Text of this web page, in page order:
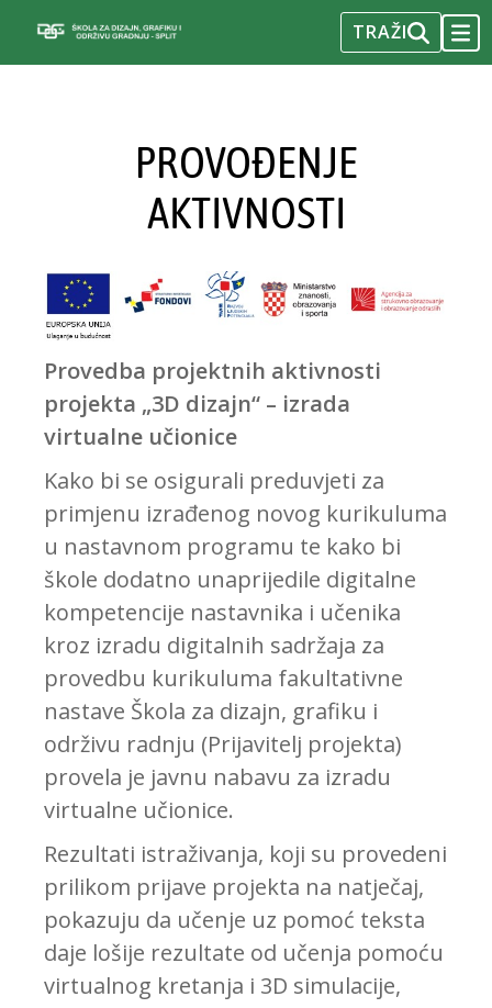
TRAŽI
10 15 16
17 18 19 20 21 22 23
PROVOĐENJE
AKTIVNOSTI
Provedba projektnih aktivnosti
projekta „3D dizajn“ – izrada
virtualne učionice
Kako bi se osigurali preduvjeti za
primjenu izrađenog novog kurikuluma
u nastavnom programu te kako bi
škole dodatno unaprijedile digitalne
kompetencije nastavnika i učenika
kroz izradu digitalnih sadržaja za
provedbu kurikuluma fakultativne
nastave Škola za dizajn, grafiku i
održivu radnju (Prijavitelj projekta)
provela je javnu nabavu za izradu
virtualne učionice.
Rezultati istraživanja, koji su provedeni
prilikom prijave projekta na natječaj,
pokazuju da učenje uz pomoć teksta
daje lošije rezultate od učenja pomoću
virtualnog kretanja i 3D simulacije,